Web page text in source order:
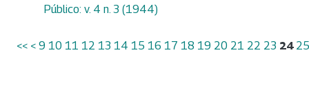
Público: v. 4 n. 3 (1944)
<< < 9 10 11 12 13 14 15 16 17 18 19 20 21 22 23 24 25